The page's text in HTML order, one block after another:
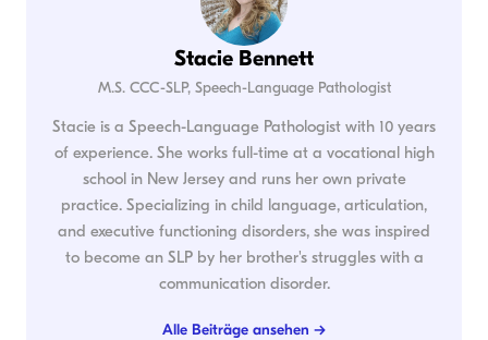
Stacie Bennett
M.S. CCC-SLP, Speech-Language Pathologist
Stacie is a Speech-Language Pathologist with 10 years
of experience. She works full-time at a vocational high
school in New Jersey and runs her own private
practice. Specializing in child language, articulation,
and executive functioning disorders, she was inspired
to become an SLP by her brother's struggles with a
communication disorder.
Alle Beiträge ansehen →